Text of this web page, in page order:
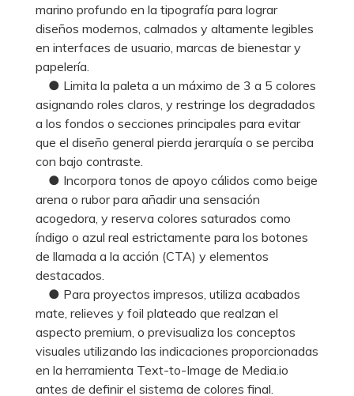
marino profundo en la tipografía para lograr
diseños modernos, calmados y altamente legibles
en interfaces de usuario, marcas de bienestar y
papelería.
● Limita la paleta a un máximo de 3 a 5 colores
asignando roles claros, y restringe los degradados
a los fondos o secciones principales para evitar
que el diseño general pierda jerarquía o se perciba
con bajo contraste.
● Incorpora tonos de apoyo cálidos como beige
arena o rubor para añadir una sensación
acogedora, y reserva colores saturados como
índigo o azul real estrictamente para los botones
de llamada a la acción (CTA) y elementos
destacados.
● Para proyectos impresos, utiliza acabados
mate, relieves y foil plateado que realzan el
aspecto premium, o previsualiza los conceptos
visuales utilizando las indicaciones proporcionadas
en la herramienta Text-to-Image de Media.io
antes de definir el sistema de colores final.